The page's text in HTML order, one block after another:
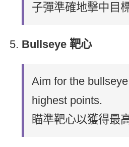
子彈準確地擊中目
Bullseye 靶心
Aim for the
highest points.
瞄準靶心以獲得最